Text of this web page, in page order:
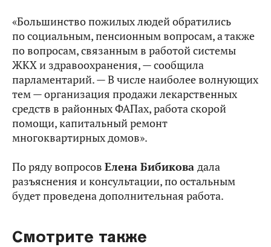
«Большинство пожилых людей обратились
по социальным, пенсионным вопросам, а также
по вопросам, связанным в работой системы
ЖКХ и здравоохранения, — сообщила
парламентарий. — В числе наиболее волнующих
тем — организация продажи лекарственных
средств в районных ФАПах, работа скорой
помощи, капитальный ремонт
многоквартирных домов».
По ряду вопросов Елена Бибикова дала
разъяснения и консультации, по остальным
будет проведена дополнительная работа.
Смотрите также